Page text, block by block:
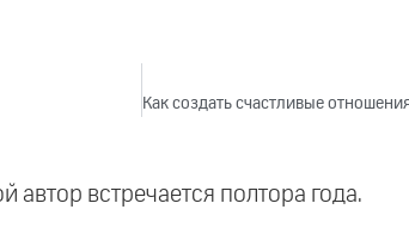
автор встречается полтора года.